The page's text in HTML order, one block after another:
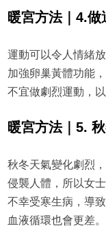
暖宮方法｜4.做
運動可以令人情緒
加強卵巢黃體功能
不宜做劇烈運動，
暖宮方法｜5.
秋冬天氣變化劇烈
侵襲人體，所以女
不幸受寒生病，導
血液循環也會更差。